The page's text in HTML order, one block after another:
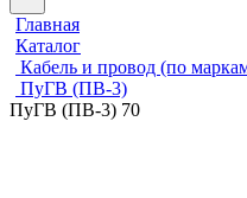
Главная
Каталог
Кабель и провод (по
ПуГВ (ПВ-3)
ПуГВ (ПВ-3) 70